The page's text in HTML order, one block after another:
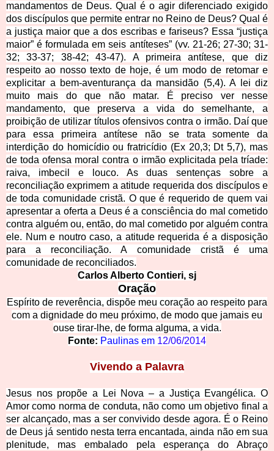
mandamentos de Deus. Qual é o agir diferenciado exigido
dos discípulos que permite entrar no Reino de Deus? Qual é
a justiça maior que a dos escribas e fariseus? Essa “justiça
maior” é formulada em seis antíteses” (vv. 21-26; 27-30; 31-
32; 33-37; 38-42; 43-47). A primeira antítese, que diz
respeito ao nosso texto de hoje, é um modo de retomar e
explicitar a bem-aventurança da mansidão (5,4). A lei diz
muito mais do que não matar. É preciso ver nesse
mandamento, que preserva a vida do semelhante, a
proibição de utilizar títulos ofensivos contra o irmão. Daí que
para essa primeira antítese não se trata somente da
interdição do homicídio ou fratricídio (Ex 20,3; Dt 5,7), mas
de toda ofensa moral contra o irmão explicitada pela tríade:
raiva, imbecil e louco. As duas sentenças sobre a
reconciliação exprimem a atitude requerida dos discípulos e
de toda comunidade cristã. O que é requerido de quem vai
apresentar a oferta a Deus é a consciência do mal cometido
contra alguém ou, então, do mal cometido por alguém contra
ele. Num e noutro caso, a atitude requerida é a disposição
para a reconciliação. A comunidade cristã é uma
comunidade de reconciliados.
Carlos Alberto Contieri, sj
Oração
Espírito de reverência, dispõe meu coração ao respeito para
com a dignidade do meu próximo, de modo que jamais eu
ouse tirar-lhe, de forma alguma, a vida.
Fonte: Paulinas em 12/06/2014
Vivendo a Palavra
Jesus nos propõe a Lei Nova – a Justiça Evangélica. O
Amor como norma de conduta, não como um objetivo final a
ser alcançado, mas a ser convivido desde agora. É o Reino
de Deus já sentido nesta terra encantada, ainda não em sua
plenitude, mas embalado pela esperança do Abraço